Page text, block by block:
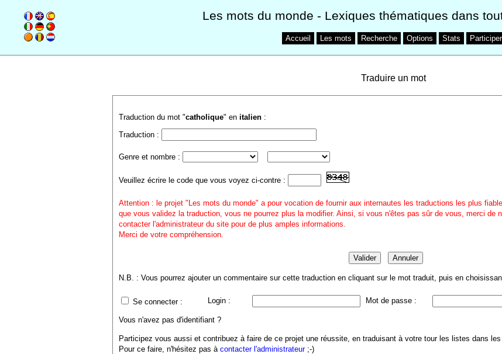
Les mots du monde - Lexiques thématiques dans
Accueil Les mots Recherche Options Stats Participer
Traduire un mot
Traduction du mot "catholique" en italien:
Traduction :
Genre et nombre :
Veuillez écrire le code que vous voyez ci-contre :
Attention : le projet "Les mots du monde" a pour vocation de fournir aux internautes les traductions les plus
que vous validez la traduction, vous ne pourrez plus la modifier. Ainsi, si vous n'êtes pas sûr de vous, merci de
contacter l'administrateur du site pour de plus amples informations.
Merci de votre compréhension.
N.B. : Vous pourrez ajouter un commentaire sur cette traduction en cliquant sur le mot traduit, puis en
Se connecter : Login : Mot de passe :
Vous n'avez pas d'identifiant ?
Participez vous aussi et contribuez à faire de ce projet une réussite, en traduisant à votre tour les listes dans
Pour ce faire, n'hésitez pas à contacter l'administrateur;-)